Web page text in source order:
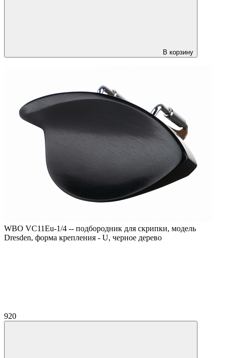
В корзину
WBO VC11Eu-1/4 -- подбородник для скрипки, модель
Dresden, форма крепления - U, черное дерево
920